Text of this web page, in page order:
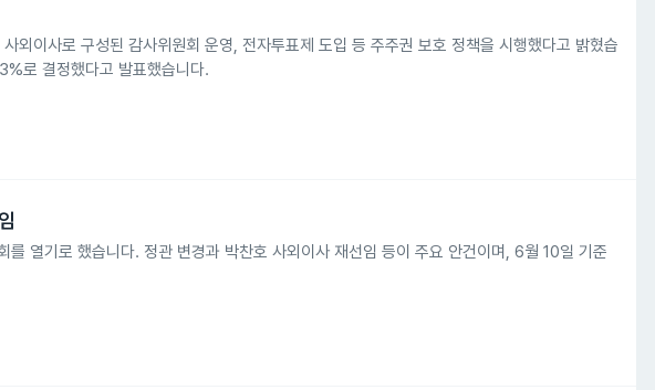
외이사로 구성된 감사위원회 운영, 전자투표제 도입 등 주주권 보호 정책을 시행했다고 밝혔습
로 결정했다고 발표했습니다.
열기로 했습니다. 정관 변경과 박찬호 사외이사 재선임 등이 주요 안건이며, 6월 10일 기준